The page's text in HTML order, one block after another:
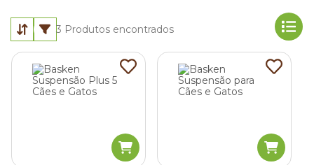
3 Produtos encontrados